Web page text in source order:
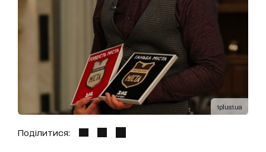
1plus1.ua
Поділитися: